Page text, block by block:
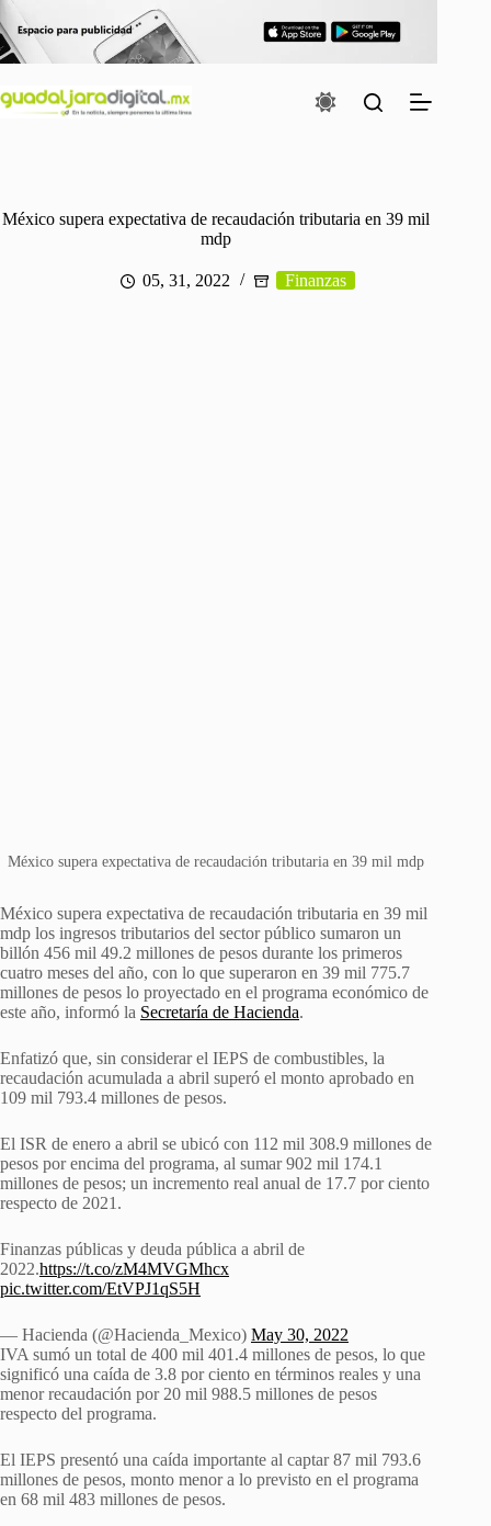
al
contenido
México supera expectativa de recaudación tributaria en 39 mil
mdp
05, 31, 2022 Finanzas
México supera expectativa de recaudación tributaria en 39 mil mdp
México supera expectativa de recaudación tributaria en 39 mil
mdp los ingresos tributarios del sector público sumaron un
billón 456 mil 49.2 millones de pesos durante los primeros
cuatro meses del año, con lo que superaron en 39 mil 775.7
millones de pesos lo proyectado en el programa económico de
este año, informó la Secretaría de Hacienda.
Enfatizó que, sin considerar el IEPS de combustibles, la
recaudación acumulada a abril superó el monto aprobado en
109 mil 793.4 millones de pesos.
El ISR de enero a abril se ubicó con 112 mil 308.9 millones de
pesos por encima del programa, al sumar 902 mil 174.1
millones de pesos; un incremento real anual de 17.7 por ciento
respecto de 2021.
Finanzas públicas y deuda pública a abril de
2022.https://t.co/zM4MVGMhcx
pic.twitter.com/EtVPJ1qS5H
— Hacienda (@Hacienda_Mexico) May 30, 2022
IVA sumó un total de 400 mil 401.4 millones de pesos, lo que
significó una caída de 3.8 por ciento en términos reales y una
menor recaudación por 20 mil 988.5 millones de pesos
respecto del programa.
El IEPS presentó una caída importante al captar 87 mil 793.6
millones de pesos, monto menor a lo previsto en el programa
en 68 mil 483 millones de pesos.